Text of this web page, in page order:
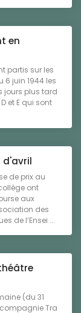
en
partis sur les
juin 1944 les
jours plus tard
et E qui sont
d'avril
de prix au
ont
aux
des
de l’Ensei ...
(du 31
Tra